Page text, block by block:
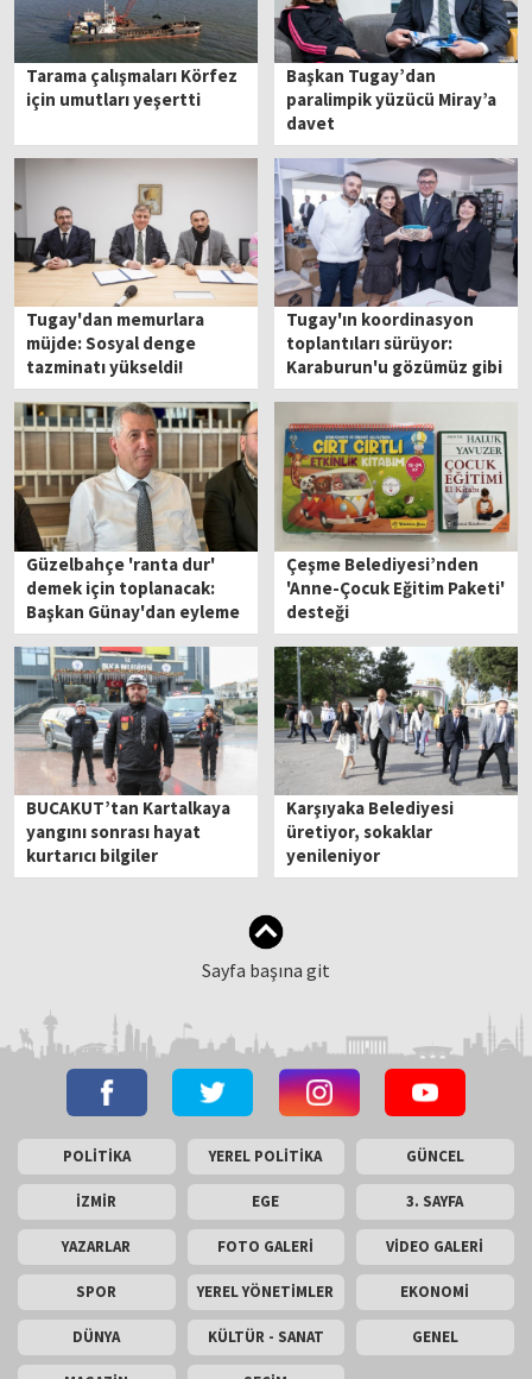
Tarama çalışmaları Körfez
için umutları yeşertti
Başkan Tugay’dan
paralimpik yüzücü Miray’a
davet
Tugay'dan memurlara
müjde: Sosyal denge
tazminatı yükseldi!
Tugay'ın koordinasyon
toplantıları sürüyor:
Karaburun'u gözümüz gibi
koruyacağız
Güzelbahçe 'ranta dur'
demek için toplanacak:
Başkan Günay'dan eyleme
davet!
Çeşme Belediyesi’nden
'Anne-Çocuk Eğitim Paketi'
desteği
BUCAKUT’tan Kartalkaya
yangını sonrası hayat
kurtarıcı bilgiler
Karşıyaka Belediyesi
üretiyor, sokaklar
yenileniyor
Sayfa başına git
POLİTİKA YEREL POLİTİKA GÜNCEL
İZMİR EGE 3. SAYFA
YAZARLAR FOTO GALERİ VİDEO GALERİ
SPOR YEREL YÖNETİMLER EKONOMİ
DÜNYA KÜLTÜR - SANAT GENEL